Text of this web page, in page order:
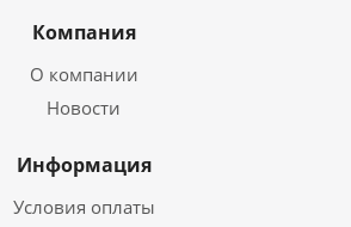
Компания
О компании
Новости
Информация
Условия оплаты